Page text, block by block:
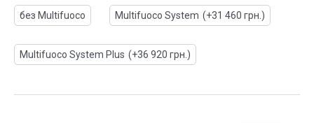
без Multifuoco
Multifuoco System (+31 460 грн.)
Multifuoco System Plus (+36 920 грн.)